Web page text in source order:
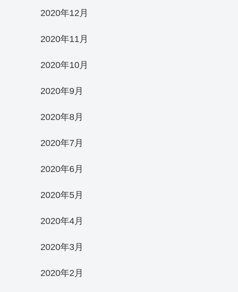
2020年12月
2020年11月
2020年10月
2020年9月
2020年8月
2020年7月
2020年6月
2020年5月
2020年4月
2020年3月
2020年2月